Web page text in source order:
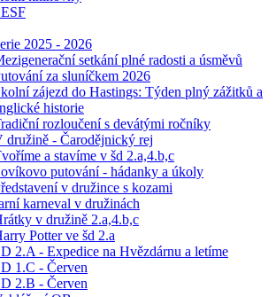
2025 - 2026
setkání plné radosti a úsměvů
za sluníčkem 2026
zájezd do Hastings: Týden plný zážitků a
historie
rozloučení s devátými ročníky
družině - Čarodějnický rej
a stavíme v šd 2.a,4.b,c
putování - hádanky a úkoly
v družince s kozami
karneval v družinách
v družině 2.a,4.b,c
Potter ve šd 2.a
2.A - Expedice na Hvězdárnu a letíme
1.C - Červen
2.B - Červen